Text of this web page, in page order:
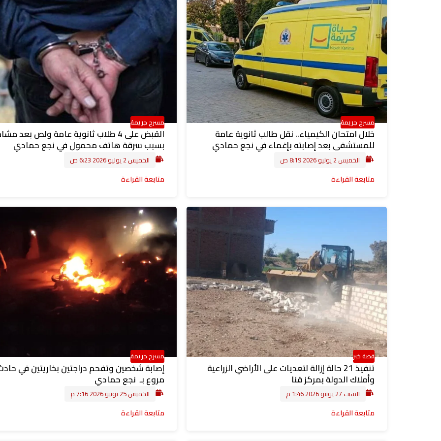
مسرح جريمة
خلال امتحان الكيمياء.. نقل طالب ثانوية عامة
للمستشفى بعد إصابته بإغماء في نجع حمادي
الخميس 2 يوليو 2026 8:19 ص
متابعة القراءة
مسرح جريمة
القبض على 4 طلاب ثانوية عامة ولص بعد
بسبب سرقة هاتف محمول في نجع حمادي
الخميس 2 يوليو 2026 6:23 ص
متابعة القراءة
قصة خبر
تنفيذ 21 حالة إزالة لتعديات على الأراضي الزراعية
وأملاك الدولة بمركز قنا
السبت 27 يونيو 2026 1:46 م
متابعة القراءة
مسرح جريمة
إصابة شخصين وتفحم دراجتين بخاريتين في
مروع بـ نجع حمادي
الخميس 25 يونيو 2026 7:16 م
متابعة القراءة